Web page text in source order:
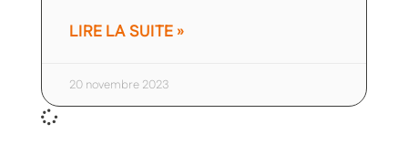
LIRE LA SUITE »
20 novembre 2023